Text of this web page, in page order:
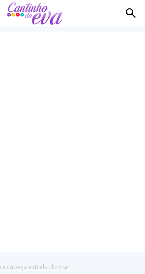
cabeça estrela do mar